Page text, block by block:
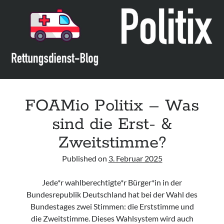
Leitlinie „Bauchschmerz bei Kindern und Jugendlichen – Bildgebende
Diagnostik“ der GPR
Leitlinie „Erbrechen im Kindes- und Jugendalter – Bildgebende
Diagnostik“ der GPR
Diagnostik“ der GPR
FOAMio Politix – Was
sind die Erst- &
Zweitstimme?
Published on 3. Februar 2025
Jede*r wahlberechtigte*r Bürger*in in der
Bundesrepublik Deutschland hat bei der Wahl des
Bundestages zwei Stimmen: die Erststimme und
die Zweitstimme. Dieses Wahlsystem wird auch